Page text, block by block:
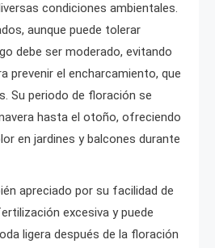
condiciones ambientales.
aunque puede tolerar
debe ser moderado, evitando
prevenir el encharcamiento, que
Su periodo de floración se
hasta el otoño, ofreciendo
en jardines y balcones durante
apreciado por su facilidad de
excesiva y puede
ligera después de la floración